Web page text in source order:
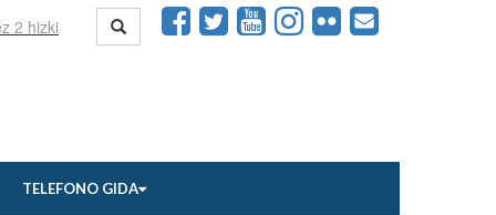
TELEFONO GIDA